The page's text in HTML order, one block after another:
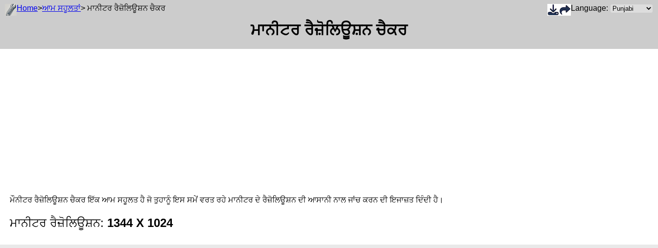
Home>ਆਮ ਸਹੂਲਤਾਂ> ਮਾਨੀਟਰ ਰੈਜ਼ੋਲਿਊਸ਼ਨ ਚੈਕਰ
ਮਾਨੀਟਰ ਰੈਜ਼ੋਲਿਊਸ਼ਨ ਚੈਕਰ
Language:
ਮੌਨੀਟਰ ਰੈਜ਼ੋਲਿਊਸ਼ਨ ਚੈਕਰ ਇੱਕ ਆਮ ਸਹੂਲਤ ਹੈ ਜੋ ਤੁਹਾਨੂੰ ਇਸ ਸਮੇਂ ਵਰਤ ਰਹੇ ਮਾਨੀਟਰ ਦੇ ਰੈਜ਼ੋਲਿਊਸ਼ਨ ਦੀ ਆਸਾਨੀ ਨਾਲ ਜਾਂਚ ਕਰਨ ਦੀ ਇਜਾਜ਼ਤ ਦਿੰਦੀ ਹੈ।
ਮਾਨੀਟਰ ਰੈਜ਼ੋਲਿਊਸ਼ਨ: 1344 X 1024